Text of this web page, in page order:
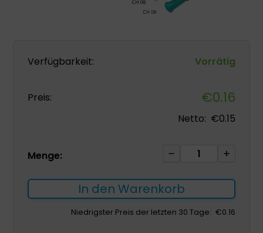
Verfügbarkeit: Vorrätig
Preis: €0.16
Netto: €0.15
Menge:
CH14
für
die
oberen
In den Warenkorb
Niedrigster Preis der letzten 30 Tage: €0.16